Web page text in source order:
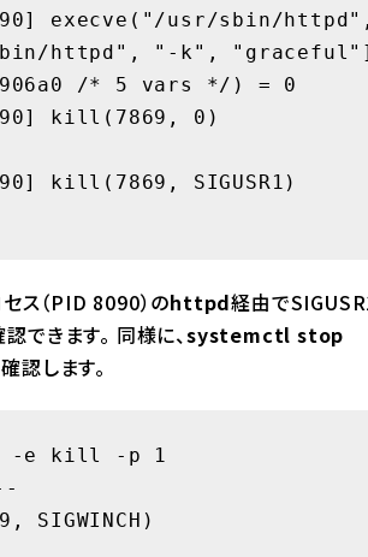
execve("/usr/sbin/
httpd", "-k",
/* 5 vars */) = 0
kill(7869, 0)
kill(7869, SIGUSR1)
ス（PID 8090）のhttpd経由で
できます。 同様に、systemctl stop
認します。
-e kill -p 1
SIGWINCH)